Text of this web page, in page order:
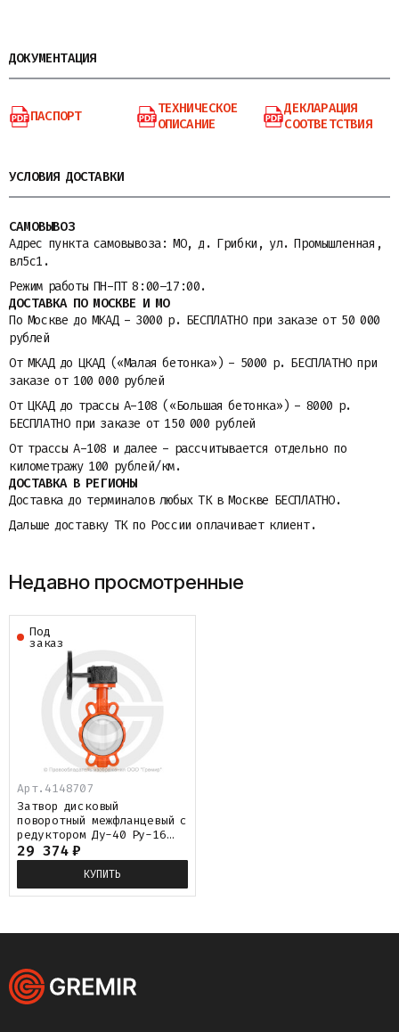
ДОКУМЕНТАЦИЯ
ПАСПОРТ
ТЕХНИЧЕСКОЕ
ОПИСАНИЕ
ДЕКЛАРАЦИЯ
СООТВЕТСТВИЯ
УСЛОВИЯ ДОСТАВКИ
САМОВЫВОЗ
Адрес пункта самовывоза: МО, д. Грибки, ул. Промышленная,
вл5с1.
Режим работы ПН-ПТ 8:00–17:00.
ДОСТАВКА ПО МОСКВЕ И МО
По Москве до МКАД - 3000 р. БЕСПЛАТНО при заказе от 50 000
рублей
От МКАД до ЦКАД («Малая бетонка») - 5000 р. БЕСПЛАТНО при
заказе от 100 000 рублей
От ЦКАД до трассы A-108 («Большая бетонка») - 8000 р.
БЕСПЛАТНО при заказе от 150 000 рублей
От трассы A-108 и далее - рассчитывается отдельно по
километражу 100 рублей/км.
ДОСТАВКА В РЕГИОНЫ
Доставка до терминалов любых ТК в Москве БЕСПЛАТНО.
Дальше доставку ТК по России оплачивает клиент.
Недавно просмотренные
Арт. 4148707
Под
заказ
Затвор дисковый
поворотный межфланцевый с
редуктором Ду-40 Ру-16
PTFE с нержавеющим
диском+PTFE Helver VBS-
29 374 ₽
КУПИТЬ